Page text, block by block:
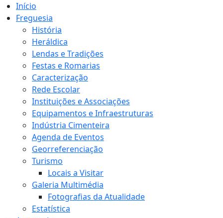
Início
Freguesia
História
Heráldica
Lendas e Tradições
Festas e Romarias
Caracterização
Rede Escolar
Instituições e Associações
Equipamentos e Infraestruturas
Indústria Cimenteira
Agenda de Eventos
Georreferenciação
Turismo
Locais a Visitar
Galeria Multimédia
Fotografias da Atualidade
Estatística